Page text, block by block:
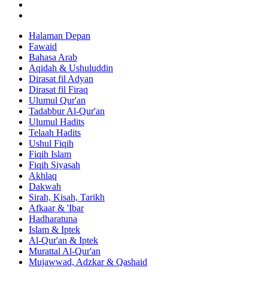
Halaman Depan
Fawaid
Bahasa Arab
Aqidah & Ushuluddin
Dirasat fil Adyan
Dirasat fil Firaq
Ulumul Qur'an
Tadabbur Al-Qur'an
Ulumul Hadits
Telaah Hadits
Ushul Fiqih
Fiqih Islam
Fiqih Siyasah
Akhlaq
Dakwah
Sirah, Kisah, Tarikh
Afkaar & 'Ibar
Hadharatuna
Islam & Iptek
Al-Qur'an & Iptek
Murattal Al-Qur'an
Mujawwad, Adzkar & Qashaid